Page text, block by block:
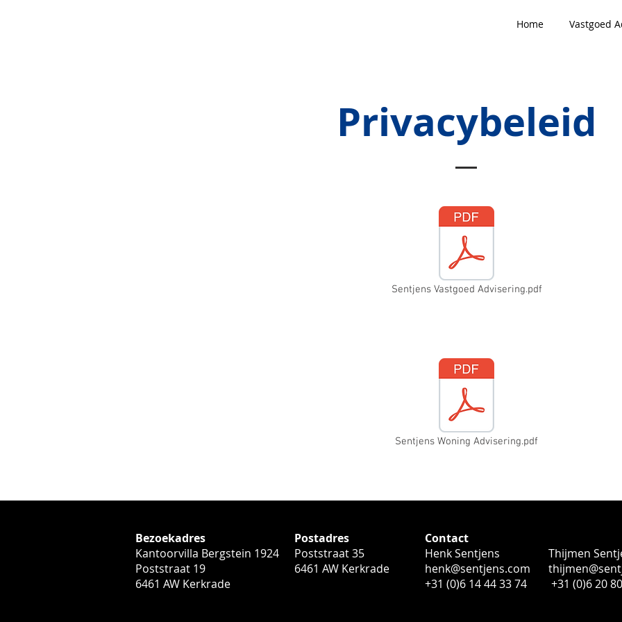
Home Vastgoed
Privacybeleid
Sentjens Vastgoed Advisering.pdf
Sentjens Woning Advisering.pdf
Bezoekadres
Kantoorvilla Bergstein 1924
Poststraat 19
6461 AW Kerkrade
Postadres
Poststraat 35
6461 AW Kerkrade
Contact
Henk Sentjens
henk@sentjens.com
+31 (0)6 14 44 33 74
Thijmen
+31 (0)6 20